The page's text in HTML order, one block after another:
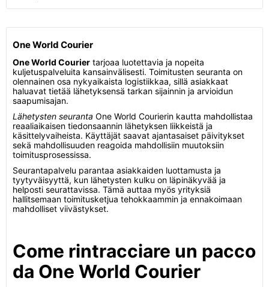
One World Courier
One World Courier tarjoaa luotettavia ja nopeita
kuljetuspalveluita kansainvälisesti. Toimitusten seuranta on
olennainen osa nykyaikaista logistiikkaa, sillä asiakkaat
haluavat tietää lähetyksensä tarkan sijainnin ja arvioidun
saapumisajan.
Lähetysten seuranta One World Courierin kautta mahdollistaa
reaaliaikaisen tiedonsaannin lähetyksen liikkeistä ja
käsittelyvaiheista. Käyttäjät saavat ajantasaiset päivitykset
sekä mahdollisuuden reagoida mahdollisiin muutoksiin
toimitusprosessissa.
Seurantapalvelu parantaa asiakkaiden luottamusta ja
tyytyväisyyttä, kun lähetysten kulku on läpinäkyvää ja
helposti seurattavissa. Tämä auttaa myös yrityksiä
hallitsemaan toimitusketjua tehokkaammin ja ennakoimaan
mahdolliset viivästykset.
Come rintracciare un pacco
da One World Courier